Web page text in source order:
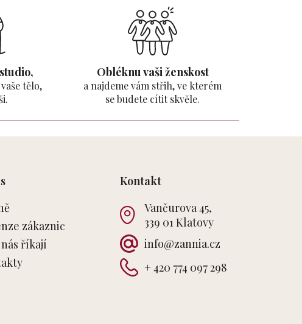
tělo,
Obléknu vaši ženskost
a najdeme vám střih, ve kterém
se budete cítit skvěle.
zákaznic
nás říkají
Kontakt
Vančurova 45,
339 01 Klatovy
info@zannia.cz
+ 420 774 097 298